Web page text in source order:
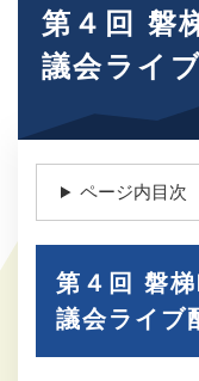
第４回 磐
議会ライ
ページ内目次
第４回 磐
議会ライブ